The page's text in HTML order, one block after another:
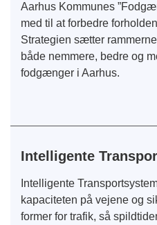
Aarhus Kommunes
med til at forbedre
Strategien sætter
både nemmere, bedre og
fodgænger i Aarhus.
Intelligente
Intelligente
kapaciteten på vejene og
former for trafik, så